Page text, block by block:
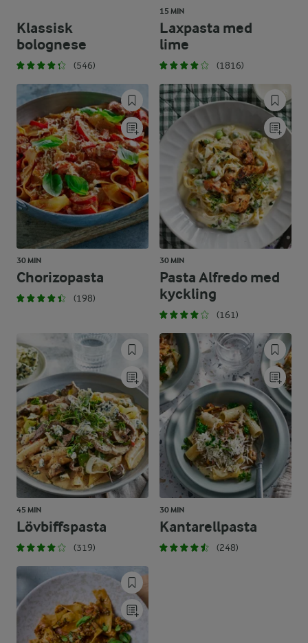
Klassisk
bolognese
(546)
15 MIN
Laxpasta med
lime
(1816)
30 MIN
Chorizopasta
(198)
30 MIN
Pasta Alfredo med
kyckling
(161)
45 MIN
Lövbiffspasta
(319)
30 MIN
Kantarellpasta
(248)